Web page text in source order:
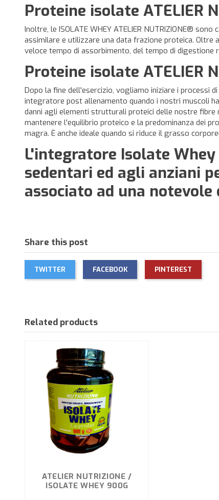
Proteine isolateATELIER
Inoltre, le ISOLATE WHEY ATELIER NUTRIZIONE®
assimilare e utilizzare una data frazione proteica. Oltre
veloce tempo di assorbimento, del tempo di digestione
Proteine isolateATELIER
Dopo la fine dell'esercizio, vogliamo iniziare i processi
integratore post allenamento quando i nostri muscoli
danni agli elementi strutturali proteici delle nostre fibre
mantenere l'equilibrio proteico e la predominanza dei
magra. È anche ideale quando si riduce il grasso
L'integratore Isolate
sedentari ed agli anziani
associato ad una
Share this post
TWITTER FACEBOOK PINTEREST
Related products
ATELIER NUTRIZIONE /
ISOLATE WHEY 900G